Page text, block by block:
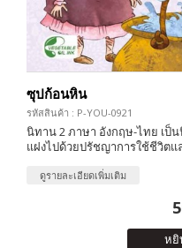
ซุปก้อนหิน
รหัสสินค้า : P-YOU-0921
นิทาน 2 ภาษา อังกฤษ-ไทย เ
แฝงไปด้วยปรัชญาการใช้ชีวิต
ดูรายละเอียดเพิ่มเติม
หยิ